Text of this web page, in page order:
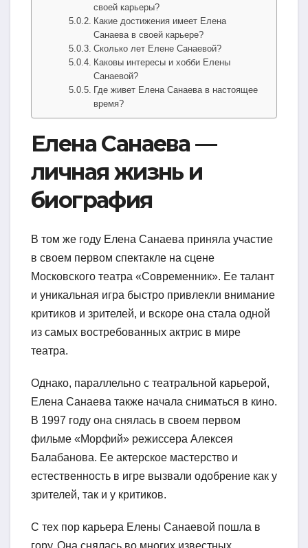
своей карьеры?
Какие достижения имеет Елена
Санаева в своей карьере?
Сколько лет Елене Санаевой?
Каковы интересы и хобби Елены
Санаевой?
Где живет Елена Санаева в настоящее
время?
Елена Санаева —
личная жизнь и
биография
В том же году Елена Санаева приняла участие
в своем первом спектакле на сцене
Московского театра «Современник». Ее талант
и уникальная игра быстро привлекли внимание
критиков и зрителей, и вскоре она стала одной
из самых востребованных актрис в мире
театра.
Однако, параллельно с театральной карьерой,
Елена Санаева также начала сниматься в кино.
В 1997 году она снялась в своем первом
фильме «Морфий» режиссера Алексея
Балабанова. Ее актерское мастерство и
естественность в игре вызвали одобрение как у
зрителей, так и у критиков.
С тех пор карьера Елены Санаевой пошла в
гору. Она снялась во многих известных